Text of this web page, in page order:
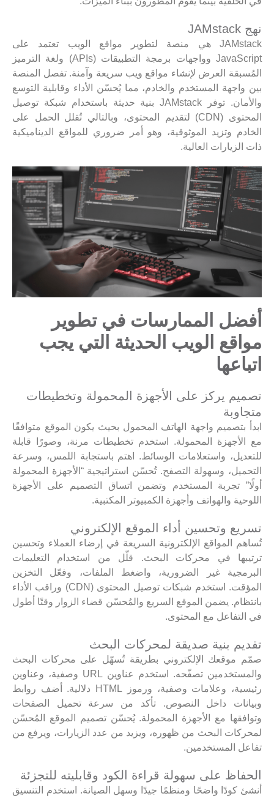
نهج JAMstack
JAMstack هي منصة لتطوير مواقع الويب تعتمد على
JavaScript وواجهات برمجة التطبيقات (APIs) ولغة الترميز
المُسبقة العرض لإنشاء مواقع ويب سريعة وآمنة. تفصل المنصة
بين واجهة المستخدم والخادم، مما يُحسّن الأداء وقابلية التوسع
والأمان. توفر JAMstack بنية حديثة باستخدام شبكة توصيل
المحتوى (CDN) لتقديم المحتوى، وبالتالي تُقلل الحمل على
الخادم وتزيد الموثوقية، وهو أمر ضروري للمواقع الديناميكية
ذات الزيارات العالية.
أفضل الممارسات في تطوير
مواقع الويب الحديثة التي يجب
اتباعها
تصميم يركز على الأجهزة المحمولة وتخطيطات
متجاوبة
ابدأ بتصميم واجهة الهاتف المحمول بحيث يكون الموقع متوافقًا
مع الأجهزة المحمولة. استخدم تخطيطات مرنة، وصورًا قابلة
للتعديل، واستعلامات الوسائط. اهتم باستجابة اللمس، وسرعة
التحميل، وسهولة التصفح. تُحسّن استراتيجية “الأجهزة المحمولة
أولًا” تجربة المستخدم وتضمن اتساق التصميم على الأجهزة
اللوحية والهواتف وأجهزة الكمبيوتر المكتبية.
تسريع وتحسين أداء الموقع الإلكتروني
تُساهم المواقع الإلكترونية السريعة في إرضاء العملاء وتحسين
ترتيبها في محركات البحث. قلّل من استخدام التعليمات
البرمجية غير الضرورية، واضغط الملفات، وفعّل التخزين
المؤقت. استخدم شبكات توصيل المحتوى (CDN) وراقب الأداء
بانتظام. يضمن الموقع السريع والمُحسّن قضاء الزوار وقتًا أطول
في التفاعل مع المحتوى.
تقديم بنية صديقة لمحركات البحث
صمّم موقعك الإلكتروني بطريقة تُسهّل على محركات البحث
والمستخدمين تصفّحه. استخدم عناوين URL وصفية، وعناوين
رئيسية، وعلامات وصفية، ورموز HTML دلالية. أضف روابط
وبيانات داخل النصوص. تأكد من سرعة تحميل الصفحات
وتوافقها مع الأجهزة المحمولة. يُحسّن تصميم الموقع المُحسّن
لمحركات البحث من ظهوره، ويزيد من عدد الزيارات، ويرفع من
تفاعل المستخدمين.
الحفاظ على سهولة قراءة الكود وقابليته للتجزئة
أنشئ كودًا واضحًا ومنظمًا جيدًا وسهل الصيانة. استخدم التنسيق